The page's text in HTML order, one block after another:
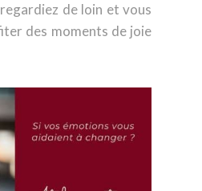
de loin et vous
des moments de joie